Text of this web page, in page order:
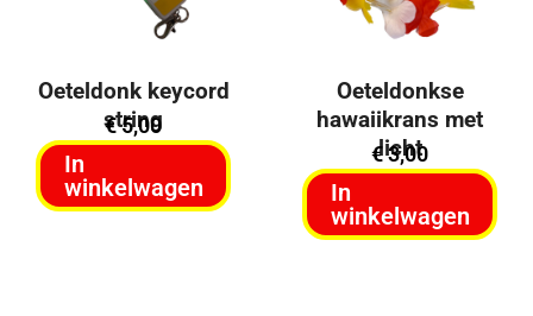
Oeteldonk keycord
string
€5,00
In
winkelwagen
Oeteldonkse
hawaiikrans met
licht
€3,00
In
winkelwagen